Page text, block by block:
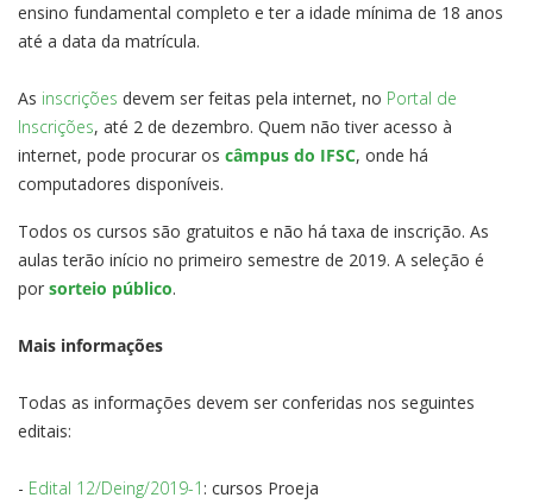
ensino fundamental completo e ter a idade mínima de 18 anos
até a data da matrícula.
As inscrições devem ser feitas pela internet, no Portal de
Inscrições, até 2 de dezembro. Quem não tiver acesso à
internet, pode procurar os câmpus do IFSC, onde há
computadores disponíveis.
Todos os cursos são gratuitos e não há taxa de inscrição. As
aulas terão início no primeiro semestre de 2019. A seleção é
por sorteio público.
Mais informações
Todas as informações devem ser conferidas nos seguintes
editais:
- Edital 12/Deing/2019-1 : cursos Proeja